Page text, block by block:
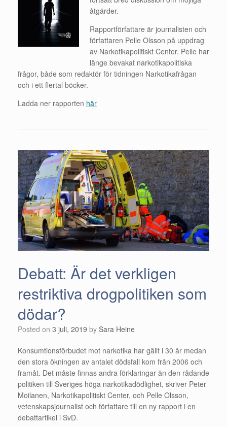
åtgärder.
Rapportförfattare är journalisten och
författaren Pelle Olsson på uppdrag
av Narkotikapolitiskt Center. Pelle har
länge bevakat narkotikapolitiska
frågor, både som redaktör för tidningen Narkotikafrågan
och i ett flertal böcker.
Ladda ner rapporten här
Debatt: Är det verkligen
restriktiva drogpolitiken som
dödar?
Posted on 3 juli, 2019 by Sara Heine
Konsumtionsförbudet mot narkotika har gällt i 30 år medan
den stora ökningen av antalet dödsfall kom från 2006 och
framåt. Det måste finnas andra förklaringar än den rådande
politiken till Sveriges höga narkotikadödlighet, skriver Peter
Moilanen, Narkotikapolitiskt Center, och Pelle Olsson,
vetenskapsjournalist och författare till en ny rapport i en
debattartikel i SvD.